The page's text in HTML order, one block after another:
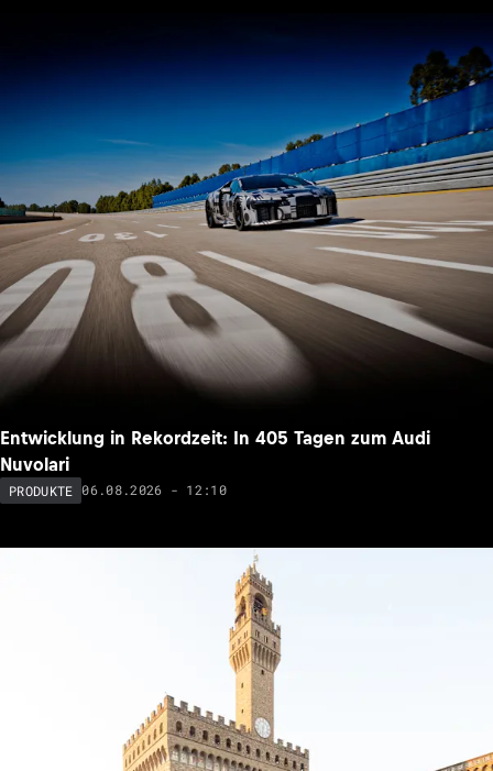
Entwicklung in Rekordzeit: In 405 Tagen zum Audi
Nuvolari
PRODUKTE 06.08.2026 - 12:10